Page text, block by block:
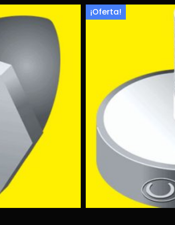
¡Oferta!